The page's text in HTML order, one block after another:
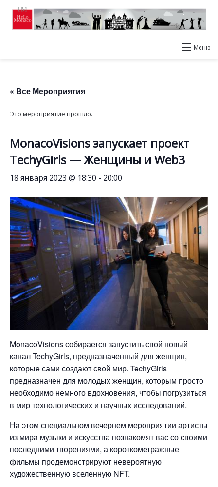
Меню
« Все Мероприятия
Это мероприятие прошло.
MonacoVisions запускает проект
TechyGirls — Женщины и Web3
18 января 2023 @ 18:30 - 20:00
MonacoVisions собирается запустить свой новый
канал TechyGirls, предназначенный для женщин,
которые сами создают свой мир. TechyGirls
предназначен для молодых женщин, которым просто
необходимо немного вдохновения, чтобы погрузиться
в мир технологических и научных исследований.
На этом специальном вечернем мероприятии артисты
из мира музыки и искусства познакомят вас со своими
последними творениями, а короткометражные
фильмы продемонстрируют невероятную
художественную вселенную NFT.